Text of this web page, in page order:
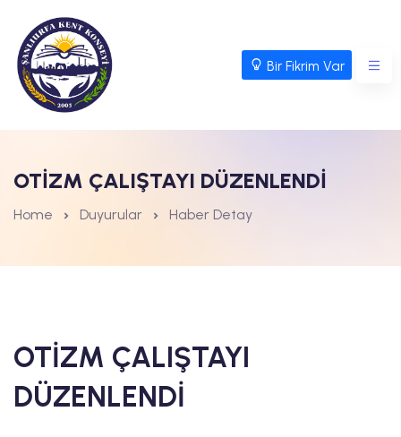
Bir Fikrim Var
OTİZM ÇALIŞTAYI DÜZENLENDİ
Home Duyurular Haber Detay
OTİZM ÇALIŞTAYI
DÜZENLENDİ